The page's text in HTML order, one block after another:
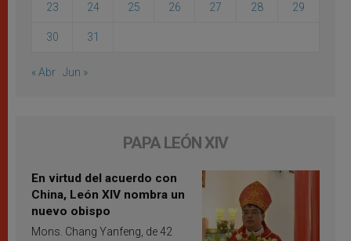
23 24 25 26 27 28 29
30 31
« Abr Jun »
PAPA LEÓN XIV
En virtud del acuerdo con
China, León XIV nombra un
nuevo obispo
Mons. Chang Yanfeng, de 42